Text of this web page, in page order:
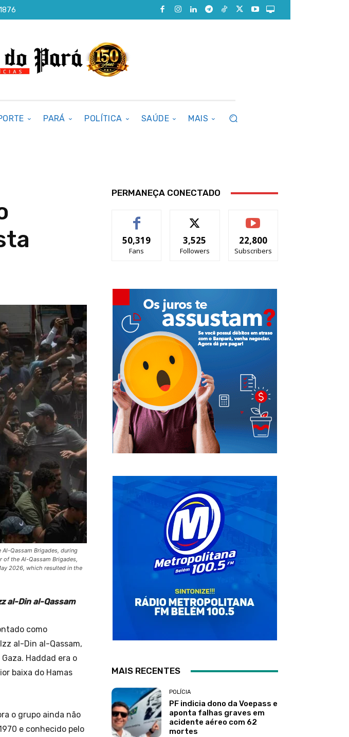
PARÁ POLÍTICA SAÚDE MAIS
Qassam Brigades, during
of the Al-Qassam Brigades,
2026, which resulted in the
al-Din al-Qassam
como
al-Din al-Qassam,
Haddad era o
baixa do Hamas
o grupo ainda não
e conhecido pelo
PERMANEÇA CONECTADO
50,319
Fans
3,525
Followers
22,800
Subscribers
MAIS RECENTES
POLÍCIA
PF indicia dono da Voepass e
aponta falhas graves em
acidente aéreo com 62
mortes